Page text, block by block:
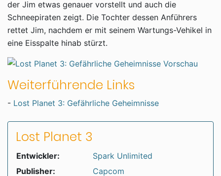
der Jim etwas genauer vorstellt und auch die
Schneepiraten zeigt. Die Tochter dessen Anführers
rettet Jim, nachdem er mit seinem Wartungs-Vehikel in
eine Eisspalte hinab stürzt.
Weiterführende Links
- Lost Planet 3: Gefährliche Geheimnisse
Lost Planet 3
Entwickler:
Spark Unlimited
Publisher:
Capcom